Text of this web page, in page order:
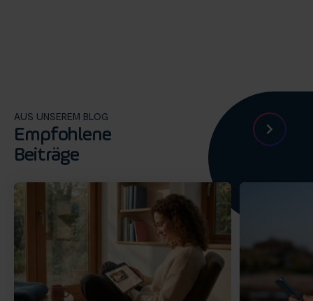
AUS UNSEREM BLOG
Empfohlene
Beiträge